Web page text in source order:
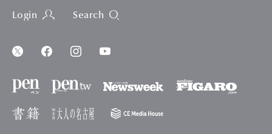
Login Search